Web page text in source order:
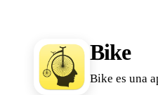
Bike
Bike es una